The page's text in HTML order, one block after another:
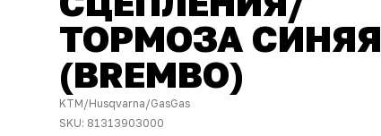
ТОРМОЗА СИНЯЯ
(BREMBO)
KTM/Husqvarna/GasGas
SKU: 81313903000